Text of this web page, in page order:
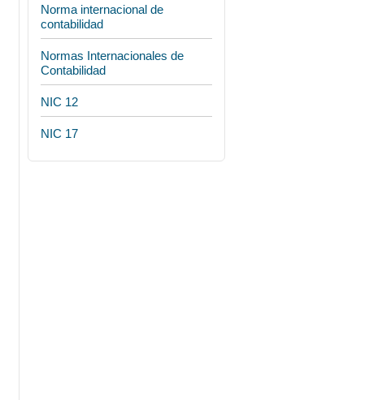
Norma internacional de
contabilidad
Normas Internacionales de
Contabilidad
NIC 12
NIC 17